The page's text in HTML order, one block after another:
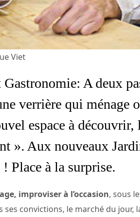
Viet
A deux
verrière qui ménage
espace à découvrir,
». Aux nouveaux
Place à la surprise.
improviser à l’occasion, sous
ses convictions, le marché du jour,